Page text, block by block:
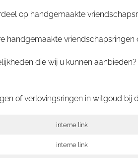
op handgemaakte
handgemaakte
die wij u kunnen
of verlovingsringen in witgoud
interne link
interne link